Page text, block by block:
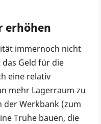
erhöhen
immernoch nicht
Geld für die
eine relativ
mehr Lagerraum zu
der Werkbank (zum
Truhe bauen, die